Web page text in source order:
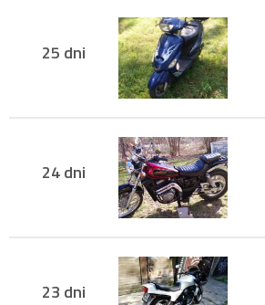
25 dni
24 dni
23 dni